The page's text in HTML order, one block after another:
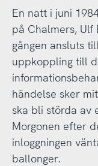
En natt i juni
på Chalmers, Ulf
gången ansluts
uppkoppling till
händelse sker
ska bli störda av
Morgonen efter
inloggningen
ballonger.